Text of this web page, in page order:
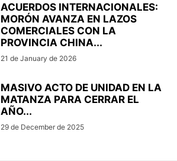
ACUERDOS INTERNACIONALES:
MORÓN AVANZA EN LAZOS
COMERCIALES CON LA
PROVINCIA CHINA...
21 de January de 2026
MASIVO ACTO DE UNIDAD EN LA
MATANZA PARA CERRAR EL
AÑO...
29 de December de 2025